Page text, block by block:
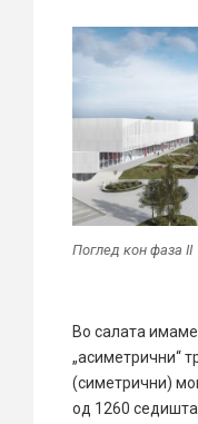
Поглед кон фаза II
Во салата
„асиметрични“
(симетрични)
од 1260